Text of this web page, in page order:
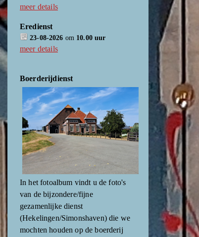
meer details
Eredienst
23-08-2026 om 10.00 uur
meer details
Boerderijdienst
In het fotoalbum vindt u de foto's
van de bijzondere/fijne
gezamenlijke dienst
(Hekelingen/Simonshaven) die we
mochten houden op de boerderij